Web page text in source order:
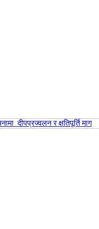
दीपप्रज्वलन र क्षतिपूर्ति माग